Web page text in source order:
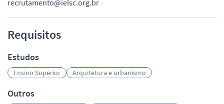
recrutamento@ielsc.org.br
Requisitos
Estudos
Ensino Superior Arquitetura e urbanismo
Outros